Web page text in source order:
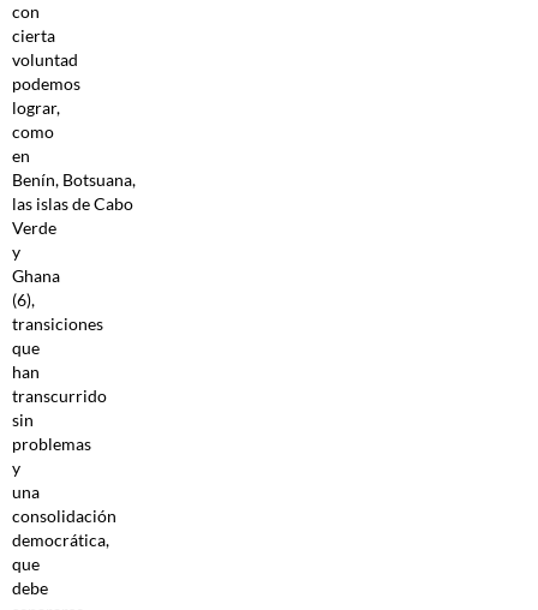
con
cierta
voluntad
podemos
lograr,
como
en
Benín, Botsuana,
las islas de Cabo
Verde
y
Ghana
(6),
transiciones
que
han
transcurrido
sin
problemas
y
una
consolidación
democrática,
que
debe